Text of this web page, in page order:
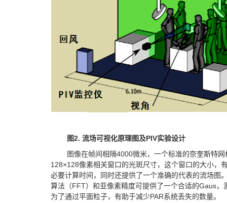
图2.流场可视化原理图及PIV实验设计
图像在帧间相隔4000微米，一个标准的奈奎斯特
128×128像素相关窗口的光斑尺寸，这个窗口的大小，
必要计算时间，同时还提供了一个准确的代表的流场图
算法（FFT）和亚像素精度可提供了一个合适的Gaus
为了通过平面粒子，有助于减少PAR系统丢失的数量。